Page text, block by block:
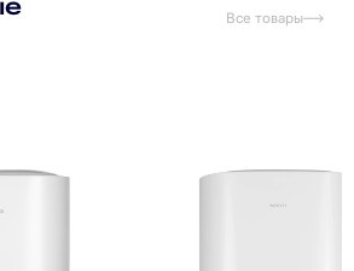
поддерживается автоматически. Когда
для восстановления тепла. Регулируемый
от 30 до 75°C.
в баке.
Все товары